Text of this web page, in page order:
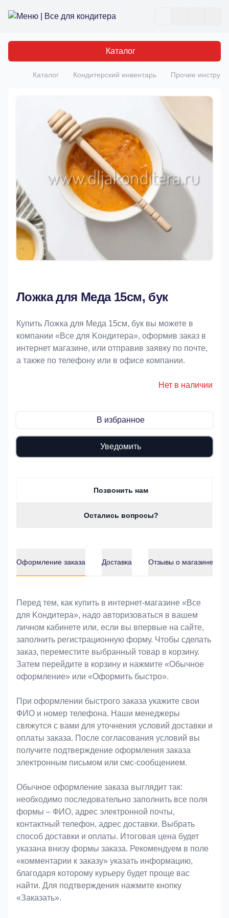
Все для кондитера
Каталог
Главная
Каталог Кондитерский инвентарь Прочие
Ложка для Меда 15см, бук
Купить Ложка для Меда 15см, бук вы можете в
компании «Bce для Koндитeрa», оформив заказ в
интернет магазине, или отправив заявку по почте,
а также по телефону или в офисе компании.
Нет в наличии
В избранное
Уведомить
Позвонить нам
Остались вопросы?
Оформление заказа Доставка Отзывы о магазине
Оформление заказа
Перед тем, как купить в интернет-магазине «Bce
для Koндитeрa», надо авторизоваться в вашем
личном кабинете или, если вы впервые на сайте,
заполнить регистрационную форму. Чтобы сделать
заказ, переместите выбранный товар в корзину.
Затем перейдите в корзину и нажмите «Обычное
оформление» или «Оформить быстро».
При оформлении быстрого заказа укажите свои
ФИО и номер телефона. Наши менеджеры
свяжутся с вами для уточнения условий доставки и
оплаты заказа. После согласования условий вы
получите подтверждение оформления заказа
электронным письмом или смс-сообщением.
Обычное оформление заказа выглядит так:
необходимо последовательно заполнить все поля
формы – ФИО, адрес электронной почты,
контактный телефон, адрес доставки. Выбрать
способ доставки и оплаты. Итоговая цена будет
указана внизу формы заказа. Рекомендуем в поле
«комментарии к заказу» указать информацию,
благодаря которому курьеру будет проще вас
найти. Для подтверждения нажмите кнопку
«Заказать».